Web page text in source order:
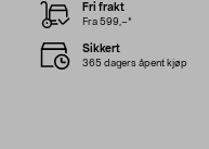
Fri frakt
Fra 599,–*
Sikkert
365 dagers åpent kjøp